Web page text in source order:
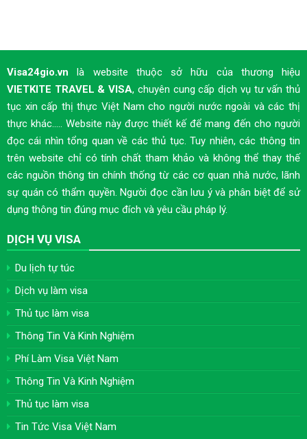
Visa24gio.vn là website thuộc sở hữu của thương hiệu
VIETKITE TRAVEL & VISA, chuyên cung cấp dịch vụ tư vấn thủ
tục xin cấp thị thực Việt Nam cho người nước ngoài và các thị
thực khác..... Website này được thiết kế để mang đến cho người
đọc cái nhìn tổng quan về các thủ tục. Tuy nhiên, các thông tin
trên website chỉ có tính chất tham khảo và không thể thay thế
các nguồn thông tin chính thống từ các cơ quan nhà nước, lãnh
sự quán có thẩm quyền. Người đọc cần lưu ý và phân biệt để sử
dụng thông tin đúng mục đích và yêu cầu pháp lý.
DỊCH VỤ VISA
Du lịch tự túc
Dịch vụ làm visa
Thủ tục làm visa
Thông Tin Và Kinh Nghiệm
Phí Làm Visa Việt Nam
Thông Tin Và Kinh Nghiệm
Thủ tục làm visa
Tin Tức Visa Việt Nam